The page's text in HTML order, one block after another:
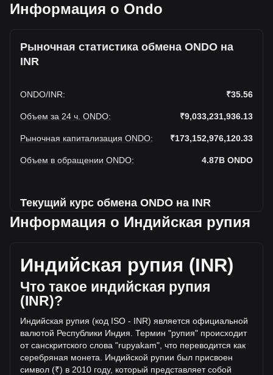
Информация о Ondo
Рыночная статистика обмена ONDO на
INR
ONDO/INR: ₹35.56
Объем за 24 ч. ONDO: ₹9,033,231,936.13
Рыночная капитализация ONDO: ₹173,152,976,120.33
Объем в обращении ONDO: 4.87B ONDO
Текущий курс обмена ONDO на INR
На этой неделе наблюдается падение Ondo к Индийская
Текущая рыночная цена Ondo составляет ₹35.56 за
ONDO, а общая рыночная капитализация составляет
4,869,330,400ONDO на основе оборотного предложения
Ondo ₹173,152,976,120.33 INR. Объем торгов упал на
Ondo% (₹-1,433,005,883.56 INR) за последние 24 часа, а
объем торгов -13.69 составил ₹10,466,237,819.68 было
продано за тот же период.
Дополнительная информация о Ondo на
Информация о Индийская рупия
Индийская рупия (INR)
Что такое индийская рупия
(INR)?
Индийская рупия (код ISO - INR) является официальной
валютой Республики Индия. Термин "рупия" происходит
от санскритского слова "rupyakam", что переводится как
серебряная монета. Индийской рупии был присвоен
символ (₹) в 2010 году, который представляет собой